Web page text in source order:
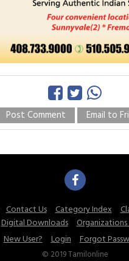
Post Comment Email to
Contact Us Category Index
Digital Downloads
New User?
Login Forgot
© 2019 Tamilonline